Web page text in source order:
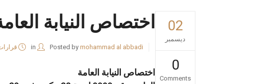
02
ديسمبر
0
Comments
اختصاص النيابة
Posted by mohammad al abbadi
in
اختصاص النيابة العامة